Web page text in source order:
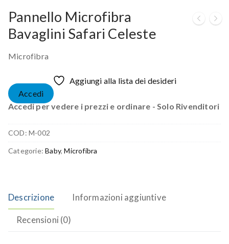
Pannello Microfibra
Bavaglini Safari Celeste
Microfibra
Aggiungi alla lista dei desideri
Accedi
Accedi per vedere i prezzi e ordinare - Solo Rivenditori
COD: M-002
Categorie:Baby,Microfibra
Descrizione Informazioni aggiuntive
Recensioni (0)